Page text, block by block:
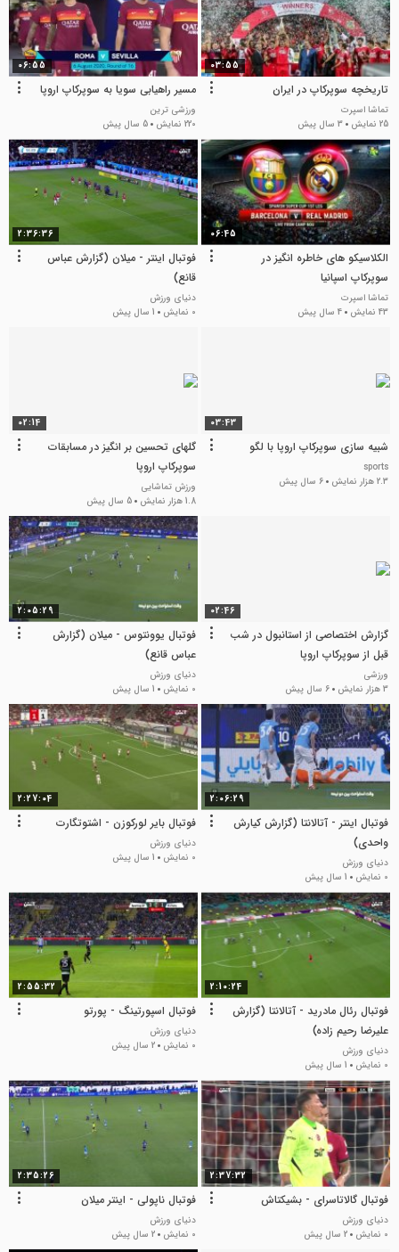
03:55
تاریخچه‌ سوپرکاپ در ایران
تماشا اسپرت
25 نمایش
3 سال پیش
06:55
مسیر راهیابی سویا به سوپرکاپ اروپا
ورزشی ترین
220 نمایش
5 سال پیش
06:45
الکلاسیکو های خاطره انگیز در
سوپرکاپ اسپانیا
تماشا اسپرت
43 نمایش
4 سال پیش
2:36:36
فوتبال اینتر - میلان (گزارش عباس
قانع)
دنیای ورزش
0 نمایش
1 سال پیش
03:43
شبیه سازی سوپرکاپ اروپا با لگو
sports
2.3 هزار نمایش
6 سال پیش
02:14
گلهای تحسین بر انگیز در مسابقات
سوپرکاپ اروپا
ورزش تماشایی
1.8 هزار نمایش
5 سال پیش
02:46
گزارش اختصاصی از استانبول در شب
قبل از سوپرکاپ اروپا
ورزشی
3 هزار نمایش
6 سال پیش
2:05:29
فوتبال یوونتوس - میلان (گزارش
عباس قانع)
دنیای ورزش
0 نمایش
1 سال پیش
2:06:29
فوتبال اینتر - آتالانتا (گزارش کیارش
واحدی)
دنیای ورزش
0 نمایش
1 سال پیش
2:27:04
فوتبال بایر لورکوزن - اشتوتگارت
دنیای ورزش
0 نمایش
1 سال پیش
2:10:24
فوتبال رئال مادرید - آتالانتا (گزارش
علیرضا رحیم زاده)
دنیای ورزش
0 نمایش
1 سال پیش
2:55:32
فوتبال اسپورتینگ - پورتو
دنیای ورزش
0 نمایش
2 سال پیش
2:37:32
فوتبال گالاتاسرای - بشیکتاش
دنیای ورزش
0 نمایش
2 سال پیش
2:35:26
فوتبال ناپولی - اینتر میلان
دنیای ورزش
0 نمایش
2 سال پیش